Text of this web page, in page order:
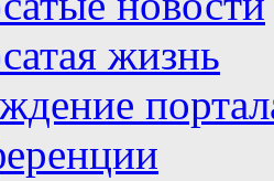
жизнь